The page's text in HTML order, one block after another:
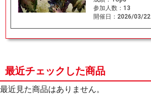
参加人数： 13
開催日： 2026/03/22
最近チェックした商品
最近見た商品はありません。